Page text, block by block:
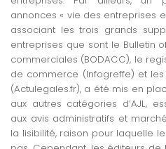
annonces « vie des entreprises
associant les trois grands
entreprises que sont le Bulletin
commerciales (BODACC), le
de commerce (Infogreffe) et les
(Actulegales.fr), a été mis en
aux autres catégories d’AJL,
aux avis administratifs et
la lisibilité, raison pour laquelle